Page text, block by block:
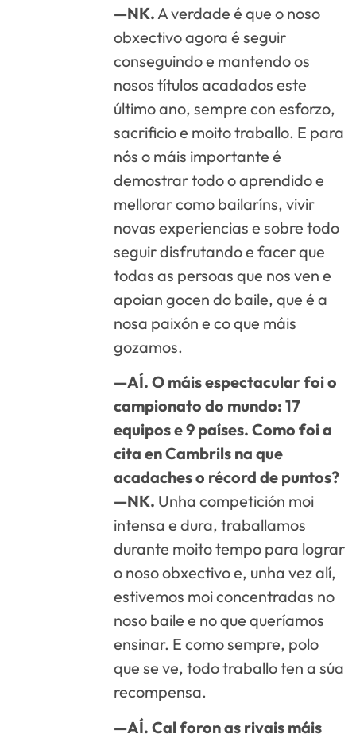
—NK. A verdade é que o noso
obxectivo agora é seguir
conseguindo e mantendo os
nosos títulos acadados este
último ano, sempre con esforzo,
sacrificio e moito traballo. E para
nós o máis importante é
demostrar todo o aprendido e
mellorar como bailaríns, vivir
novas experiencias e sobre todo
seguir disfrutando e facer que
todas as persoas que nos ven e
apoian gocen do baile, que é a
nosa paixón e co que máis
gozamos.
—AÍ. O máis espectacular foi o
campionato do mundo: 17
equipos e 9 países. Como foi a
cita en Cambrils na que
acadaches o récord de puntos?
—NK. Unha competición moi
intensa e dura, traballamos
durante moito tempo para lograr
o noso obxectivo e, unha vez alí,
estivemos moi concentradas no
noso baile e no que queríamos
ensinar. E como sempre, polo
que se ve, todo traballo ten a súa
recompensa.
—AÍ. Cal foron as rivais máis